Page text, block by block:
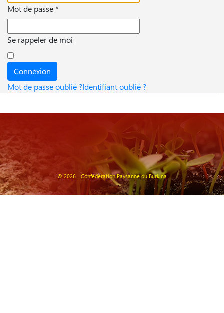
Mot de passe*
Se rappeler de moi
Connexion
Mot de passe oublié ?Identifiant oublié ?
© 2026 - Confédération Paysanne du Burkina